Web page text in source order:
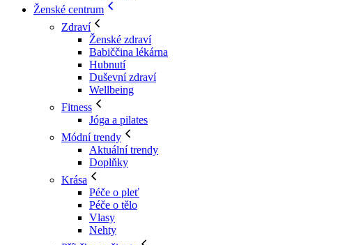
Ženské centrum
Zdraví
Ženské zdraví
Babiččina lékárna
Hubnutí
Duševní zdraví
Wellbeing
Fitness
Jóga a pilates
Módní trendy
Aktuální trendy
Doplňky
Krása
Péče o pleť
Péče o tělo
Vlasy
Nehty